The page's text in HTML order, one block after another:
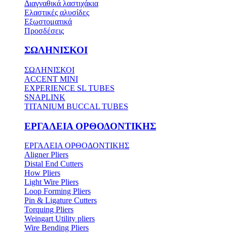
Διαγναθικά λαστιχάκια
Ελαστικές αλυσίδες
Εξωστοματικά
Προσδέσεις
ΣΩΛΗΝΙΣΚΟΙ
ΣΩΛΗΝΙΣΚΟΙ
ACCENT MINI
EXPERIENCE SL TUBES
SNAPLINK
TITANIUM BUCCAL TUBES
ΕΡΓΑΛΕΙΑ ΟΡΘΟΔΟΝΤΙΚΗΣ
ΕΡΓΑΛΕΙΑ ΟΡΘΟΔΟΝΤΙΚΗΣ
Aligner Pliers
Distal End Cutters
How Pliers
Light Wire Pliers
Loop Forming Pliers
Pin & Ligature Cutters
Torquing Pliers
Weingart Utility pliers
Wire Bending Pliers